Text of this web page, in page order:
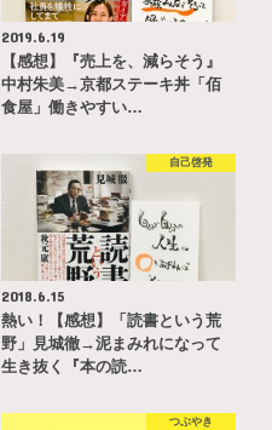
2019.6.19
【感想】『売上を、減らそう』
中村朱美→京都ステーキ丼「佰
食屋」働きやすい…
自己啓発
2018.6.15
熱い！【感想】「読書という荒
野」見城徹→泥まみれになって
生き抜く『本の読…
つぶやき